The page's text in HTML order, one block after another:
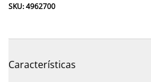
SKU: 4962700
Características